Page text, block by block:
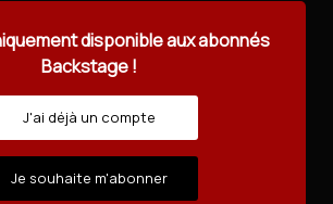
disponible aux abonnés
Backstage !
J'ai déjà un compte
Je souhaite m'abonner